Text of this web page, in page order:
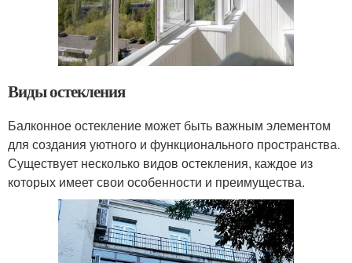
Виды остекления
Балконное остекление может быть важным элементом
для создания уютного и функционального пространства.
Существует несколько видов остекления, каждое из
которых имеет свои особенности и преимущества.